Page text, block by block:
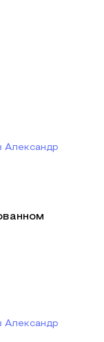
Александр
Александр